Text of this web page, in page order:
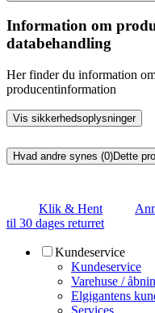
Information om
databehandling
Her finder du information
producentinformation
Vis sikkerhedsoplysninger
Hvad andre synes (0)Dette
Klik & Hent
til 30 dages returret
Kundeservice
Kundeservice
Varehuse /
Elgigantens
Services